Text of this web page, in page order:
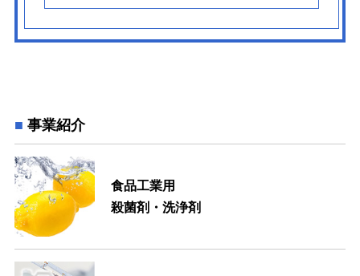
事業紹介
食品工業用
殺菌剤・洗浄剤